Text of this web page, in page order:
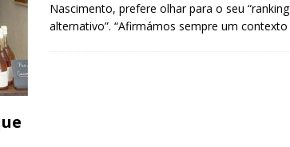
Nascimento, prefere olhar para o seu “ranking
alternativo”. “Afirmámos sempre um contexto